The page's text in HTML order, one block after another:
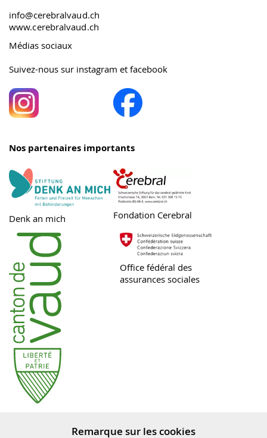
info@cerebralvaud.ch
www.cerebralvaud.ch
Médias sociaux
Suivez-nous sur instagram et facebook
Nos partenaires importants
Denk an mich Fondation Cerebral
Office fédéral des
assurances sociales
Remarque sur les cookies